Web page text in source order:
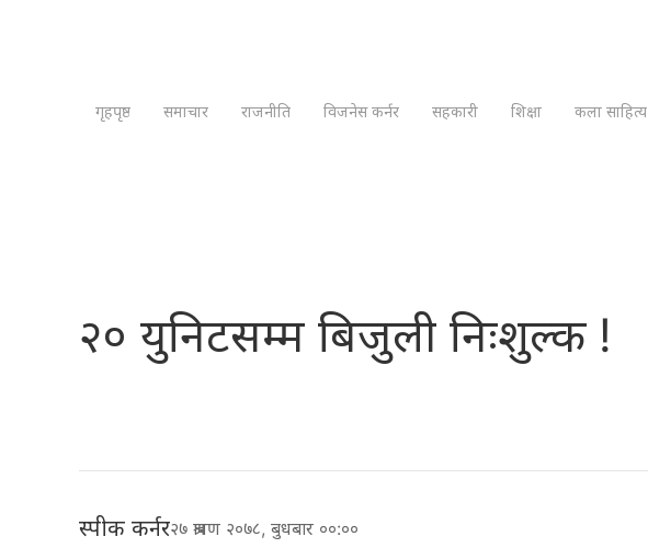
गृहपृष्ठ समाचार राजनीति विजनेस कर्नर सहकारी शिक्षा कला साहित्य
२० युनिटसम्म बिजुली निःशुल्क !
स्पीक कर्नर२७ श्रावण २०७८, बुधबार ००:००